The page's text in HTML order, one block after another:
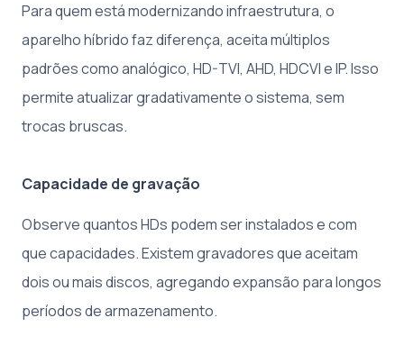
Para quem está modernizando infraestrutura, o
aparelho híbrido faz diferença, aceita múltiplos
padrões como analógico, HD-TVI, AHD, HDCVI e IP. Isso
permite atualizar gradativamente o sistema, sem
trocas bruscas.
Capacidade de gravação
Observe quantos HDs podem ser instalados e com
que capacidades. Existem gravadores que aceitam
dois ou mais discos, agregando expansão para longos
períodos de armazenamento.